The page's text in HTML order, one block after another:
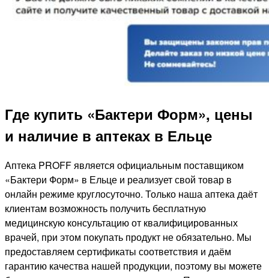
Где купить «Бактери Форм», цены
и наличие в аптеках в Ельце
Аптека PROFF является официальным поставщиком
«Бактери Форм» в Ельце и реализует свой товар в
онлайн режиме круглосуточно. Только наша аптека даёт
клиентам возможность получить бесплатную
медицинскую консультацию от квалифицированных
врачей, при этом покупать продукт не обязательно. Мы
предоставляем сертификаты соответствия и даём
гарантию качества нашей продукции, поэтому вы можете